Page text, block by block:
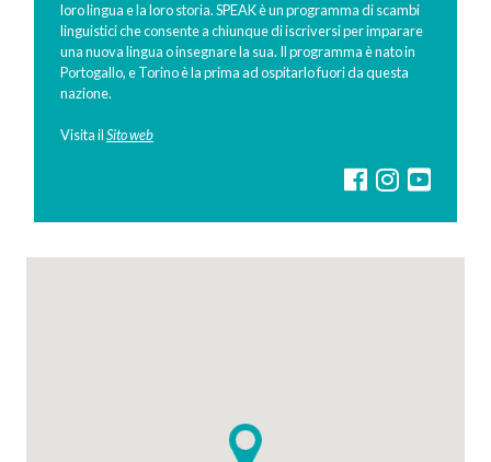
loro lingua e la loro storia.SPEAKè un programma di scambi
linguistici che consente a chiunque di iscriversi per imparare
una nuova lingua o insegnare la sua. Il programma è nato in
Portogallo, e Torino è la prima ad ospitarlo fuori da questa
nazione.
Visita ilSito web